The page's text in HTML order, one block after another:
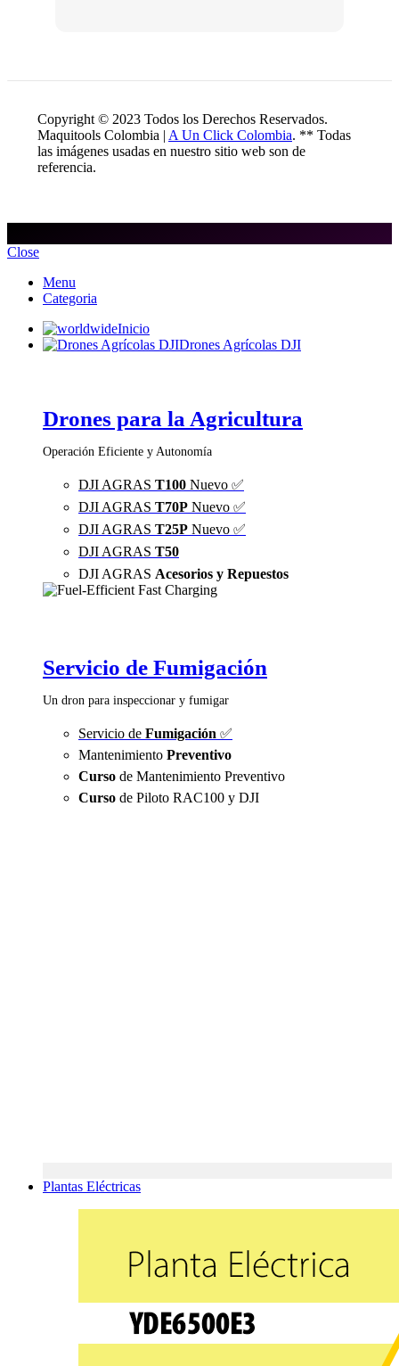
Copyright © 2023 Todos los Derechos Reservados.
Maquitools Colombia | A Un Click Colombia. ** Todas
las imágenes usadas en nuestro sitio web son de
referencia.
Close
Menu
Categoria
Inicio
Drones Agrícolas DJI
Drones para la Agricultura
Operación Eficiente y Autonomía
DJI AGRAS T100 Nuevo ✅
DJI AGRAS T70P Nuevo ✅
DJI AGRAS T25P Nuevo ✅
DJI AGRAS T50
DJI AGRAS Acesorios y Repuestos
Servicio de Fumigación
Un dron para inspeccionar y fumigar
Servicio de Fumigación ✅
Mantenimiento Preventivo
Curso de Mantenimiento Preventivo
Curso de Piloto RAC100 y DJI
Plantas Eléctricas